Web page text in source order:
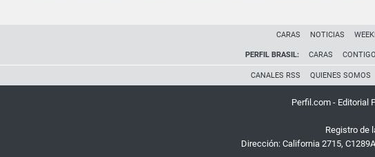
CARAS NOTICIAS
PERFIL BRASIL: CARAS CONTIGO
CANALES RSS QUIENES SOMOS
Perfil.com - Editorial
Registro de
Dirección: California 2715,